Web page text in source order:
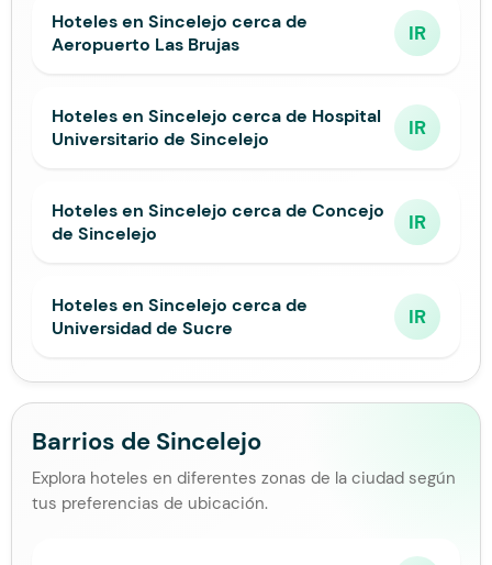
Hoteles en Sincelejo cerca de
Aeropuerto Las Brujas
IR
Hoteles en Sincelejo cerca de Hospital
Universitario de Sincelejo
IR
Hoteles en Sincelejo cerca de Concejo
de Sincelejo
IR
Hoteles en Sincelejo cerca de
Universidad de Sucre
IR
Barrios de Sincelejo
Explora hoteles en diferentes zonas de la ciudad según
tus preferencias de ubicación.